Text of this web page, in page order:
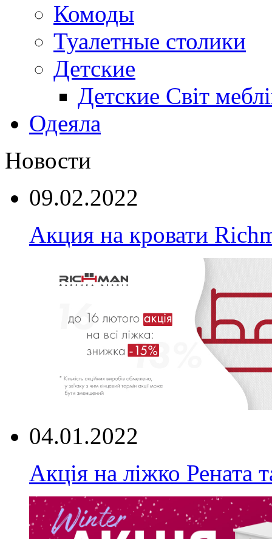
Комоды
Туалетные столики
Детские
Детские Світ
Одеяла
Новости
09.02.2022
Акция на кровати
04.01.2022
Акція на ліжко